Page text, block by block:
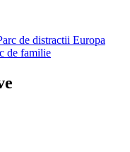
de distractii Europa
de familie